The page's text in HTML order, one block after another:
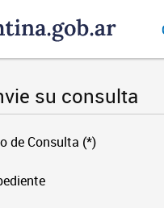
su consulta
de Consulta (*)